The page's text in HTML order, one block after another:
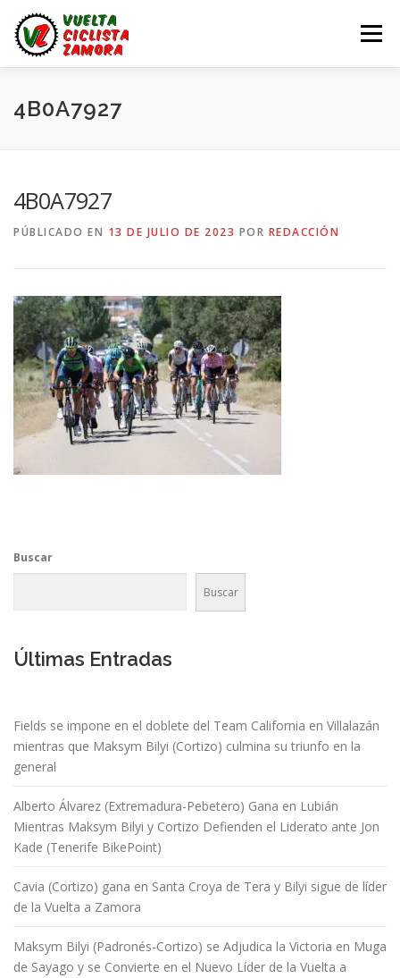
contenido
Menú
LA VUELTA ZAMORA
4B0A7927
4B0A7927
PÚBLICADO EN 13 DE JULIO DE 2023 POR REDACCIÓN
Buscar
Buscar
Últimas Entradas
Fields se impone en el doblete del Team California en Villalazán
mientras que Maksym Bilyi (Cortizo) culmina su triunfo en la
general
Alberto Álvarez (Extremadura-Pebetero) Gana en Lubián
Mientras Maksym Bilyi y Cortizo Defienden el Liderato ante Jon
Kade (Tenerife BikePoint)
Cavia (Cortizo) gana en Santa Croya de Tera y Bilyi sigue de líder
de la Vuelta a Zamora
Maksym Bilyi (Padronés-Cortizo) se Adjudica la Victoria en Muga
de Sayago y se Convierte en el Nuevo Líder de la Vuelta a